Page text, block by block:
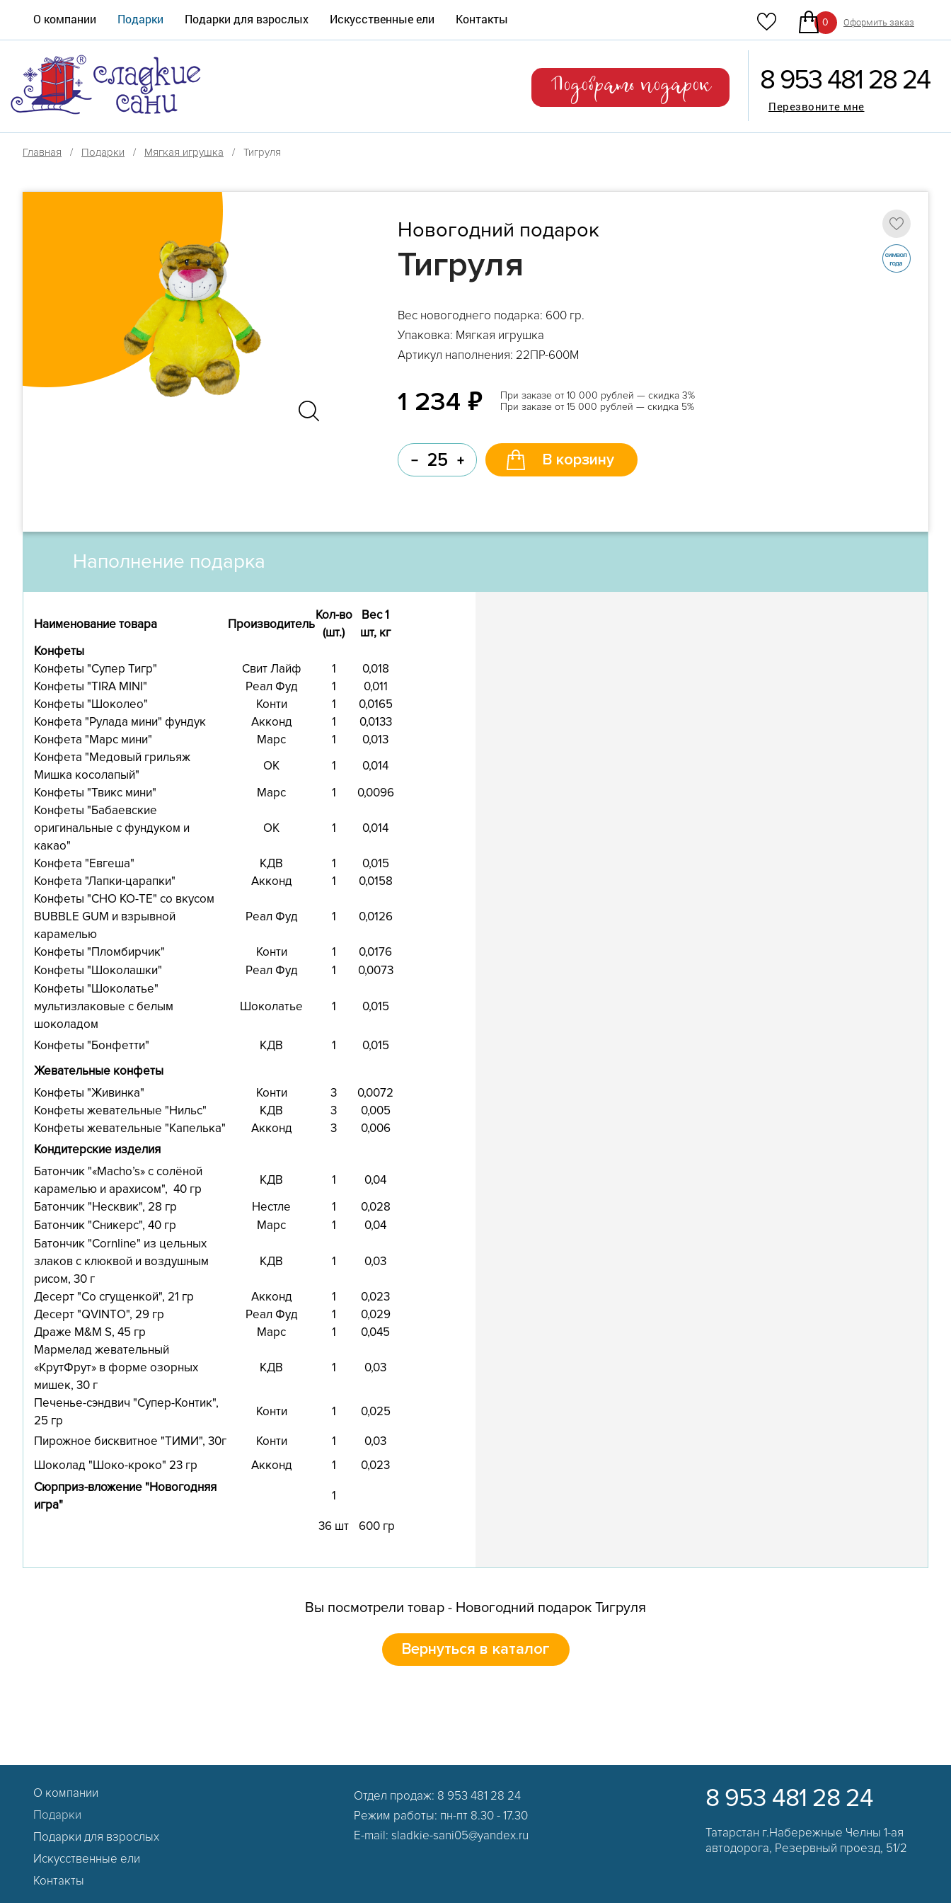
О компании Подарки Подарки для взрослых Искусственные ели Контакты 0 Оформить заказ
Подобрать подарок 8 953 481 28 24
Перезвоните мне
Главная / Подарки / Мягкая игрушка / Тигруля
Новогодний подарок
Тигруля
Вес новогоднего подарка: 600 гр.
Упаковка: Мягкая игрушка
Артикул наполнения: 22ПР-600М
1 234 ₽
При заказе от 10 000 рублей — скидка 3%
При заказе от 15 000 рублей — скидка 5%
В корзину
Наполнение подарка
Наименование товара Производитель
Кол-во
(шт.)
Вес 1
шт, кг
Конфеты
Конфеты "Супер Тигр"
Свит Лайф 1
0,018
Конфеты "TIRA MINI"
Реал Фуд 1
0,011
Конфеты "Шоколео"
Конти 1
0,0165
Конфета "Рулада мини" фундук
Акконд 1
0,0133
Конфета "Марс мини"
Марс 1
0,013
Конфета "Медовый грильяж
Мишка косолапый"
ОК 1
0,014
Конфеты "Твикс мини"
Марс 1
0,0096
Конфеты "Бабаевские
оригинальные с фундуком и
какао"
ОК 1 0,014
Конфета "Евгеша" КДВ 1
0,015
Конфета "Лапки-царапки"
Акконд 1
0,0158
Конфеты "CHO KO-TE" со вкусом
BUBBLE GUM и взрывной
карамелью
Реал Фуд 1 0,0126
Конфеты "Пломбирчик" Конти 1
0,0176
Конфеты "Шоколашки"
Реал Фуд 1
0,0073
Конфеты "Шоколатье"
мультизлаковые с белым
шоколадом
Шоколатье 1 0,015
Конфеты "Бонфетти" КДВ 1
0,015
Жевательные конфеты
Конфеты "Живинка"
Конти 3
0,0072
Конфеты жевательные "Нильс"
КДВ 3
0,005
Конфеты жевательные "Капелька"
Акконд 3
0,006
Кондитерские изделия
Батончик "«Macho’s» с солёной
карамелью и арахисом", 40 гр
КДВ 1
0,04
Батончик "Несквик", 28 гр
Нестле 1
0,028
Батончик "Сникерс", 40 гр
Марс 1
0,04
Батончик "Cornline" из цельных
злаков с клюквой и воздушным
рисом, 30 г
КДВ 1 0,03
Десерт "Со сгущенкой", 21 гр Акконд 1
0,023
Десерт "QVINTO", 29 гр
Реал Фуд 1
0,029
Драже М&М S, 45 гр
Марс 1
0,045
Мармелад жевательный
«КрутФрут» в форме озорных
мишек, 30 г
КДВ 1 0,03
Печенье-сэндвич "Супер-Контик",
25 гр
Конти 1
0,025
Пирожное бисквитное "ТИМИ", 30г
Конти 1
0,03
Шоколад "Шоко-кроко" 23 гр
Акконд 1
0,023
Сюрприз-вложение "Новогодняя
игра"
1
36 шт 600 гр
Вы посмотрели товар - Новогодний подарок Тигруля
Вернуться в каталог
О компании
Подарки
Подарки для взрослых
Искусственные ели
Контакты
Отдел продаж: 8 953 481 28 24
Режим работы: пн-пт 8.30 - 17.30
E-mail: sladkie-sani05@yandex.ru
8 953 481 28 24
Татарстан г.Набережные Челны 1-ая
автодорога, Резервный проезд, 51/2